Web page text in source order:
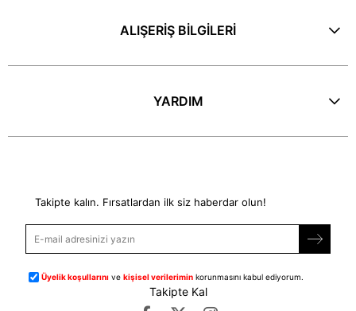
ALIŞERİŞ BİLGİLERİ
YARDIM
Takipte kalın. Fırsatlardan ilk siz haberdar olun!
Üyelik koşullarını vekişisel verilerimin korunmasını kabul ediyorum.
Takipte Kal